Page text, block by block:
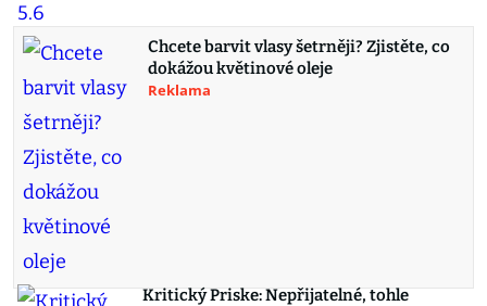
Chcete barvit vlasy šetrněji? Zjistěte, co
dokážou květinové oleje
Reklama
Kritický Priske: Nepřijatelné, tohle